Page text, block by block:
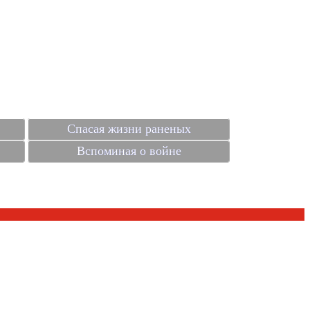
Спасая жизни раненых
Вспоминая о войне